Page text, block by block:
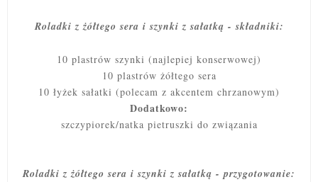
Roladki z żółtego sera i szynki z sałatką - składniki:
10 plastrów szynki (najlepiej konserwowej)
10 plastrów żółtego sera
10 łyżek sałatki (polecam z akcentem chrzanowym)
Dodatkowo:
szczypiorek/natka pietruszki do związania
Roladki z żółtego sera i szynki z sałatką - przygotowanie: